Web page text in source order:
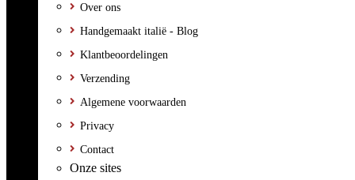
Over ons
Handgemaakt italië - Blog
Klantbeoordelingen
Verzending
Algemene voorwaarden
Privacy
Contact
Onze sites